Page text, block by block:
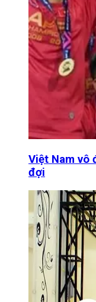
Việt Nam vô
đợi